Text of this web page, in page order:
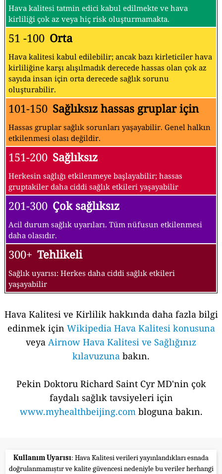
Hava kalitesi tatmin edici kabul edilmekte ve hava
kirliliği çok az veya hiç risk oluşturmamakta.
51 -100 Orta
Hava kalitesi kabul edilebilir; ancak bazı kirleticiler hava
kirliliğine karşı alışılmadık derecede hassas olan çok az
sayıda insan için orta derecede sağlık sorunu
oluşturabilir.
101-150 Sağlıksız hassas gruplar için
Hassas gruplar sağlık sorunları yaşayabilir. Genel halkın
etkilenmesi olası değildir.
151-200 Sağlıksız
Herkesin sağlığı etkilenmeye başlayabilir; hassas
gruptakiler daha ciddi sağlık etkileri yaşayabilir
201-300 Çok sağlıksız
Acil durum sağlık uyarıları. Tüm nüfusun etkilenmesi
daha olasıdır.
300+ Tehlikeli
Sağlık uyarısı: Herkes daha ciddi sağlık etkileri
yaşayabilir
Hava Kalitesi ve Kirlilik hakkında daha fazla bilgi
edinmek için Wikipedia Hava Kalitesi konusuna
veya Airnow Hava Kalitesi ve Sağlığınız
kılavuzuna bakın.
Pekin Doktoru Richard Saint Cyr MD'nin çok
faydalı sağlık tavsiyeleri için
www.myhealthbeijing.combloguna bakın.
Kullanım Uyarısı: Hava Kalitesi verileri yayınlandıkları esnada
doğrulanmamıştır ve kalite güvencesi nedeniyle bu veriler herhangi